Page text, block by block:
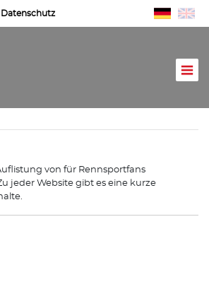
Datenschutz
von für Rennsportfans
jeder Website gibt es eine kurze